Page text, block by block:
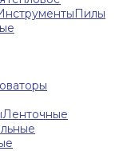
Пилы
Ленточные